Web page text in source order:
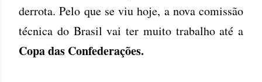
derrota. Pelo que se viu hoje, a nova comissão
técnica do Brasil vai ter muito trabalho até a
Copa das Confederações.